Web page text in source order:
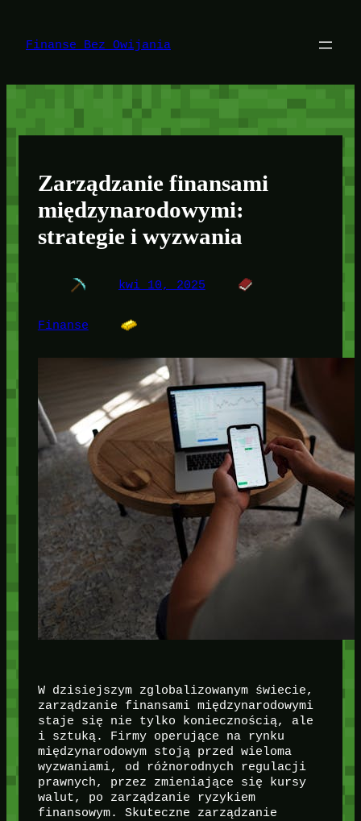
treści
Finanse Bez Owijania
Zarządzanie finansami
międzynarodowymi:
strategie i wyzwania
kwi 10, 2025
Finanse
W dzisiejszym zglobalizowanym świecie,
zarządzanie finansami międzynarodowymi
staje się nie tylko koniecznością, ale
i sztuką. Firmy operujące na rynku
międzynarodowym stoją przed wieloma
wyzwaniami, od różnorodnych regulacji
prawnych, przez zmieniające się kursy
walut, po zarządzanie ryzykiem
finansowym. Skuteczne zarządzanie